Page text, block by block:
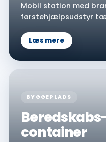
Mobil station med
førstehjælpsudstyr
Læs mere
BYGGEPLADS
container